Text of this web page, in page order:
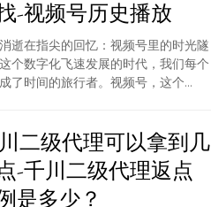
-视频号历史播放
逝在指尖的回忆：视频号里的时光隧
个数字化飞速发展的时代，我们每个
了时间的旅行者。视频号，这个...
二级代理可以拿到几
-千川二级代理返点
是多少？